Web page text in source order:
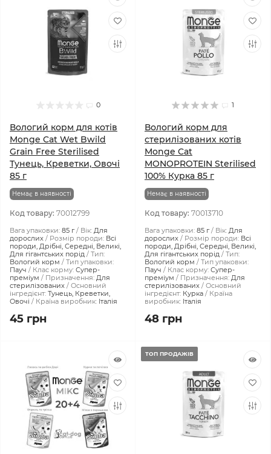
0
Вологий корм для котів
Monge Cat Wet Bwild
Grain Free Sterilised
Тунeць, Креветки, Овочі
85 г
Немає в наявності
Код товару: 70012799
Вага упаковки: 85 г Вік: Для
дорослих
Розмір породи: Всі
породи, Дрібні, Середні, Великі,
Для гігантських порід
Тип:
Вологий корм
Тип упаковки:
Пауч
Клас корму: Супер-
преміум
Призначення: Для
стерилізованих
Основний
інгредієнт: Тунeць, Креветки,
Овочі
Країна виробник: Італія
45 грн
1
Вологий корм для
стерилізованих котів
Monge Cat
MONOPROTEIN Sterilised
100% Курка 85 г
Немає в наявності
Код товару: 70013710
Вага упаковки: 85 г Вік: Для
дорослих
Розмір породи: Всі
породи, Дрібні, Середні, Великі,
Для гігантських порід
Тип:
Вологий корм
Тип упаковки:
Пауч
Клас корму: Супер-
преміум
Призначення: Для
стерилізованих
Основний
інгредієнт: Курка
Країна
виробник: Італія
48 грн
ТОП ПРОДАЖІВ